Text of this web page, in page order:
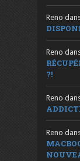
Reno
Reno
?!
Reno
Reno